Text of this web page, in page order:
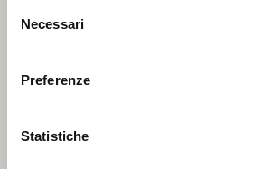
Necessari
Preferenze
Statistiche